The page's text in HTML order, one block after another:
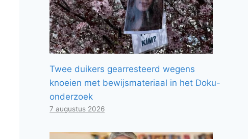
Twee duikers gearresteerd wegens
knoeien met bewijsmateriaal in het Doku-
onderzoek
7 augustus 2026